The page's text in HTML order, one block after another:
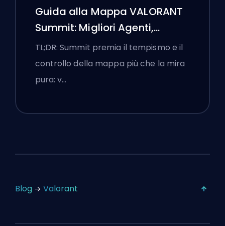
Guida alla Mappa VALORANT
Summit: Migliori Agenti,
Chiamate e Fumogeni
TL;DR: Summit premia il tempismo e il
controllo della mappa più che la mira
pura: v…
Blog Valorant